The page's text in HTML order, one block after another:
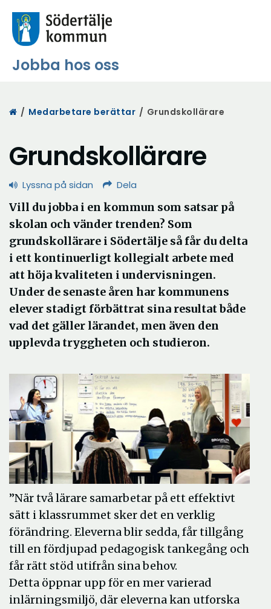
Jobba hos oss
Start
/ Medarbetare berättar / Grundskollärare
Grundskollärare
Lyssna på sidan Dela
Vill du jobba i en kommun som satsar på
skolan och vänder trenden? Som
grundskollärare i Södertälje så får du delta
i ett kontinuerligt kollegialt arbete med
att höja kvaliteten i undervisningen.
Under de senaste åren har kommunens
elever stadigt förbättrat sina resultat både
vad det gäller lärandet, men även den
upplevda tryggheten och studieron.
”När två lärare samarbetar på ett effektivt
sätt i klassrummet sker det en verklig
förändring. Eleverna blir sedda, får tillgång
till en fördjupad pedagogisk tankegång och
får rätt stöd utifrån sina behov.
Detta öppnar upp för en mer varierad
inlärningsmiljö, där eleverna kan utforska